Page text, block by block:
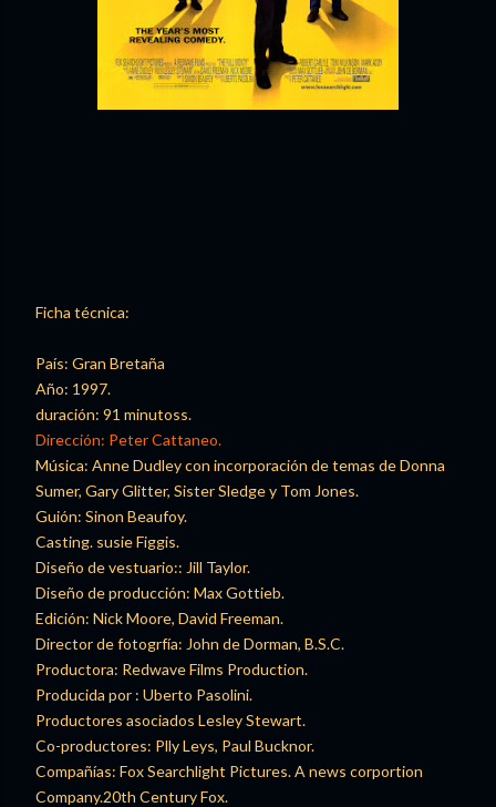
Ficha técnica:
País: Gran Bretaña
Año: 1997.
duración: 91 minutoss.
Dirección: Peter Cattaneo.
Música: Anne Dudley con incorporación de temas de Donna
Sumer, Gary Glitter, Sister Sledge y Tom Jones.
Guión: Sinon Beaufoy.
Casting. susie Figgis.
Diseño de vestuario:: Jill Taylor.
Diseño de producción: Max Gottieb.
Edición: Nick Moore, David Freeman.
Director de fotogrfía: John de Dorman, B.S.C.
Productora: Redwave Films Production.
Producida por : Uberto Pasolini.
Productores asociados Lesley Stewart.
Co-productores: Plly Leys, Paul Bucknor.
Compañías: Fox Searchlight Pictures. A news corportion
Company.20th Century Fox.